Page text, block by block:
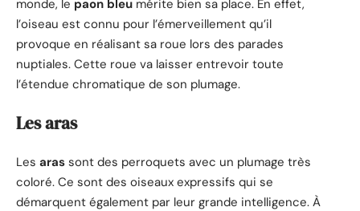
monde, le paon bleu mérite bien sa place. En effet,
l’oiseau est connu pour l’émerveillement qu’il
provoque en réalisant sa roue lors des parades
nuptiales. Cette roue va laisser entrevoir toute
l’étendue chromatique de son plumage.
Les aras
Les aras sont des perroquets avec un plumage très
coloré. Ce sont des oiseaux expressifs qui se
démarquent également par leur grande intelligence. À